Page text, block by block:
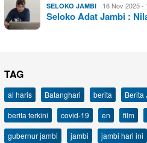
SELOKO JAMBI 16 Nov 2025 -
Seloko Adat Jambi :
TAG
al haris Batanghari berita Berita
berita terkini
covid-19 en film
gubernur jambi
jambi jambi hari ini